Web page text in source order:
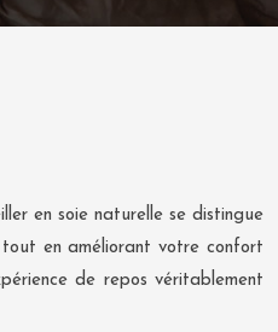
en soie naturelle se distingue
en améliorant votre confort
de repos véritablement